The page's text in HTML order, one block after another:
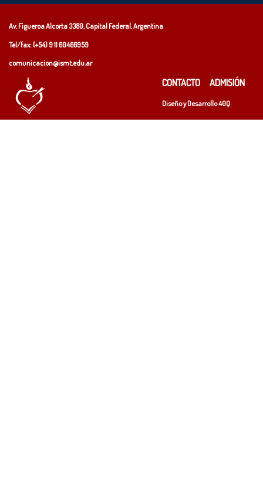
Av. Figueroa Alcorta 3380, Capital Federal, Argentina
Tel/fax: (+54)9 11 60466959
comunicacion@ismt.edu.ar
CONTACTO ADMISIÓN
Diseño y Desarrollo40Q